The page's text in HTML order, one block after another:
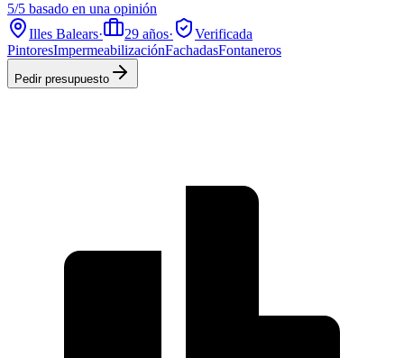
5/5 basado en una opinión
Illes Balears· 29 años·
Verificada
PintoresImpermeabilizaciónFachadasFontaneros
Pedir presupuesto